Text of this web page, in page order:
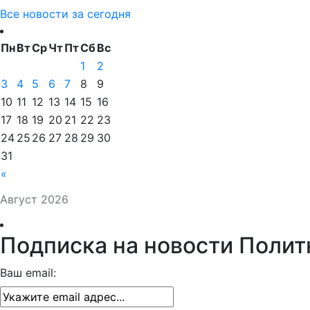
Все новости за сегодня
Август 2026
ПнВтСрЧтПтСбВс
«
1
2
3
4 5 6 7 8
9
10 11 12 13 14 15 16
17 18 19 20 21 22 23
24 25 26 27 28 29 30
31
Подписка на новости
Ваш email: